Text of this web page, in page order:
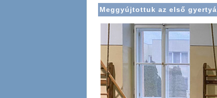
Meggyújtottuk az első